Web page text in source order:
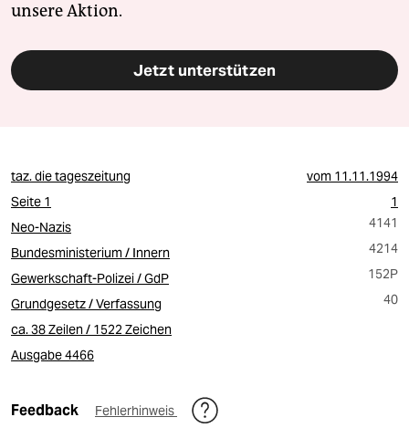
unsere Aktion.
Jetzt unterstützen
taz. die tageszeitung vom 11.11.1994
Seite 1
1
Neo-Nazis
4141
Bundesministerium / Innern
4214
Gewerkschaft-Polizei / GdP
152P
Grundgesetz / Verfassung
40
ca. 38 Zeilen / 1522 Zeichen
Ausgabe 4466
Feedback Fehlerhinweis